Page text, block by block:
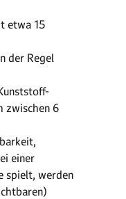
etwa 15
der Regel
zwischen 6
einer
spielt, werden